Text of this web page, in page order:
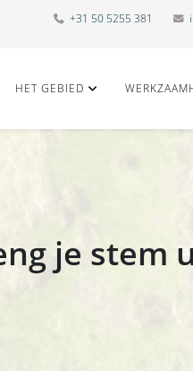
+31 50 5255 381
HET GEBIED
je stem